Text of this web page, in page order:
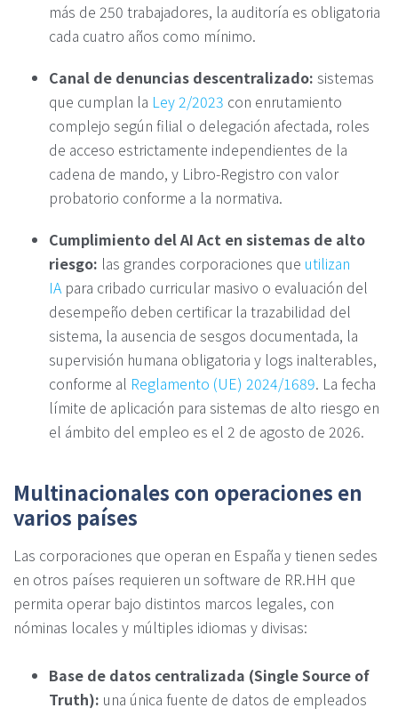
más de 250 trabajadores, la auditoría es obligatoria
cada cuatro años como mínimo.
Canal de denuncias descentralizado: sistemas
que cumplan la Ley 2/2023 con enrutamiento
complejo según filial o delegación afectada, roles
de acceso estrictamente independientes de la
cadena de mando, y Libro-Registro con valor
probatorio conforme a la normativa.
Cumplimiento del AI Act en sistemas de alto
riesgo: las grandes corporaciones que utilizan
IA para cribado curricular masivo o evaluación del
desempeño deben certificar la trazabilidad del
sistema, la ausencia de sesgos documentada, la
supervisión humana obligatoria y logs inalterables,
conforme al Reglamento (UE) 2024/1689. La fecha
límite de aplicación para sistemas de alto riesgo en
el ámbito del empleo es el 2 de agosto de 2026.
Multinacionales con operaciones en
varios países
Las corporaciones que operan en España y tienen sedes
en otros países requieren un software de RR.HH que
permita operar bajo distintos marcos legales, con
nóminas locales y múltiples idiomas y divisas:
Base de datos centralizada (Single Source of
Truth): una única fuente de datos de empleados